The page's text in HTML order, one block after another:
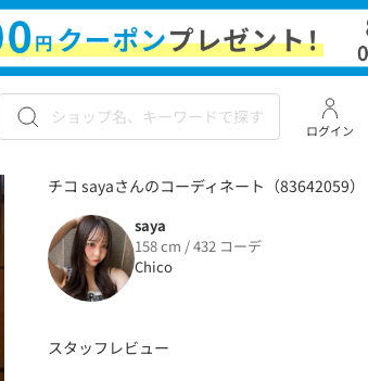
ログイン
チコ sayaさんのコーディネート（83642059）
saya
158 cm / 432 コーデ
Chico
スタッフレビュー